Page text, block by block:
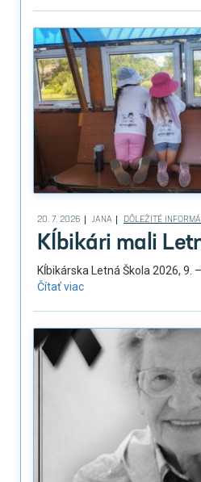
20. 7. 2026 JANA DÔLEŽITÉ
Kĺbikári mali
Kĺbikárska Letná Škola 2026, 9.
Čítať viac